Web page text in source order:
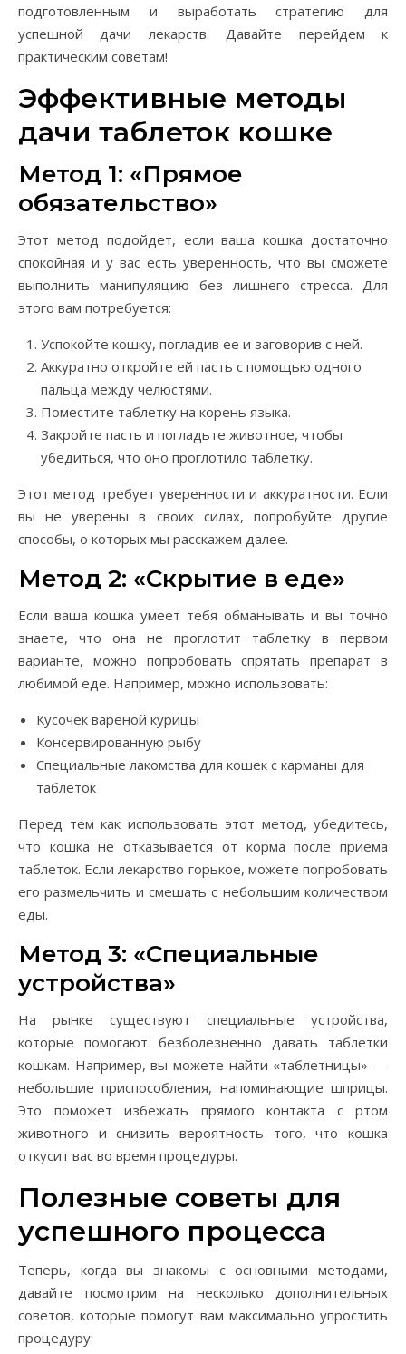
подготовленным и выработать стратегию для
успешной дачи лекарств. Давайте перейдем к
практическим советам!
Эффективные методы
дачи таблеток кошке
Метод 1: «Прямое
обязательство»
Этот метод подойдет, если ваша кошка достаточно
спокойная и у вас есть уверенность, что вы сможете
выполнить манипуляцию без лишнего стресса. Для
этого вам потребуется:
Успокойте кошку, погладив ее и заговорив с ней.
Аккуратно откройте ей пасть с помощью одного
пальца между челюстями.
Поместите таблетку на корень языка.
Закройте пасть и погладьте животное, чтобы
убедиться, что оно проглотило таблетку.
Этот метод требует уверенности и аккуратности. Если
вы не уверены в своих силах, попробуйте другие
способы, о которых мы расскажем далее.
Метод 2: «Скрытие в еде»
Если ваша кошка умеет тебя обманывать и вы точно
знаете, что она не проглотит таблетку в первом
варианте, можно попробовать спрятать препарат в
любимой еде. Например, можно использовать:
Кусочек вареной курицы
Консервированную рыбу
Специальные лакомства для кошек с карманы для
таблеток
Перед тем как использовать этот метод, убедитесь,
что кошка не отказывается от корма после приема
таблеток. Если лекарство горькое, можете попробовать
его размельчить и смешать с небольшим количеством
еды.
Метод 3: «Специальные
устройства»
На рынке существуют специальные устройства,
которые помогают безболезненно давать таблетки
кошкам. Например, вы можете найти «таблетницы» —
небольшие приспособления, напоминающие шприцы.
Это поможет избежать прямого контакта с ртом
животного и снизить вероятность того, что кошка
откусит вас во время процедуры.
Полезные советы для
успешного процесса
Теперь, когда вы знакомы с основными методами,
давайте посмотрим на несколько дополнительных
советов, которые помогут вам максимально упростить
процедуру: